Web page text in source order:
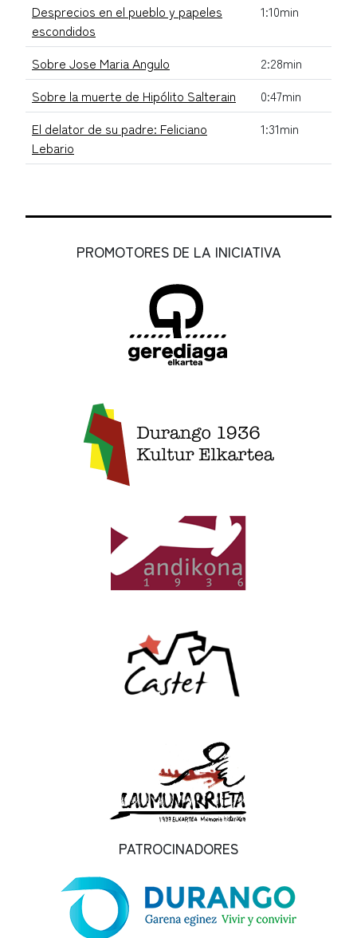
Desprecios en el pueblo y papeles
escondidos
1:10min
Sobre Jose Maria Angulo
2:28min
Sobre la muerte de Hipólito Salterain
0:47min
El delator de su padre: Feliciano
Lebario
1:31min
PROMOTORES DE LA INICIATIVA
PATROCINADORES